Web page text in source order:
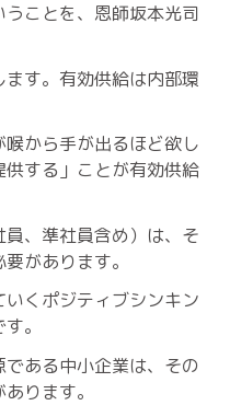
ことを、恩師坂本光司
す。有効供給は内部環
から手が出るほど欲し
する」ことが有効供給
、準社員含め）は、そ
があります。
くポジティブシンキン
。
ある中小企業は、その
ります。